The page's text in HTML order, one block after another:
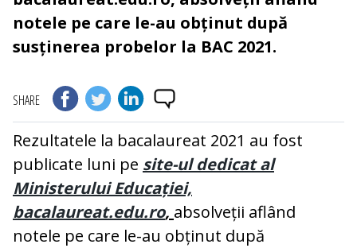
notele pe care le-au obținut după
susținerea probelor la BAC 2021.
SHARE
Rezultatele la bacalaureat 2021 au fost
publicate luni pe site-ul dedicat al
Ministerului Educației,
bacalaureat.edu.ro, absolveții aflând
notele pe care le-au obținut după